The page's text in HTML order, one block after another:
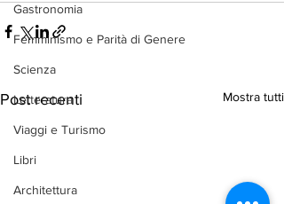
Gastronomia
Femminismo e Parità di Genere
Scienza
Letteratura
Viaggi e Turismo
Libri
Architettura
Post recenti Mostra tutti